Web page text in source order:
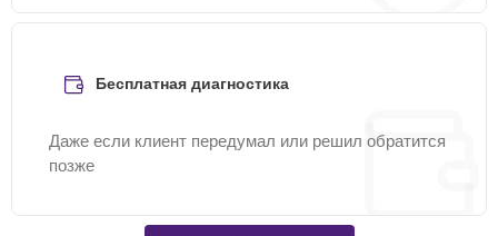
Бесплатная диагностика
Даже если клиент передумал или решил обратится
позже